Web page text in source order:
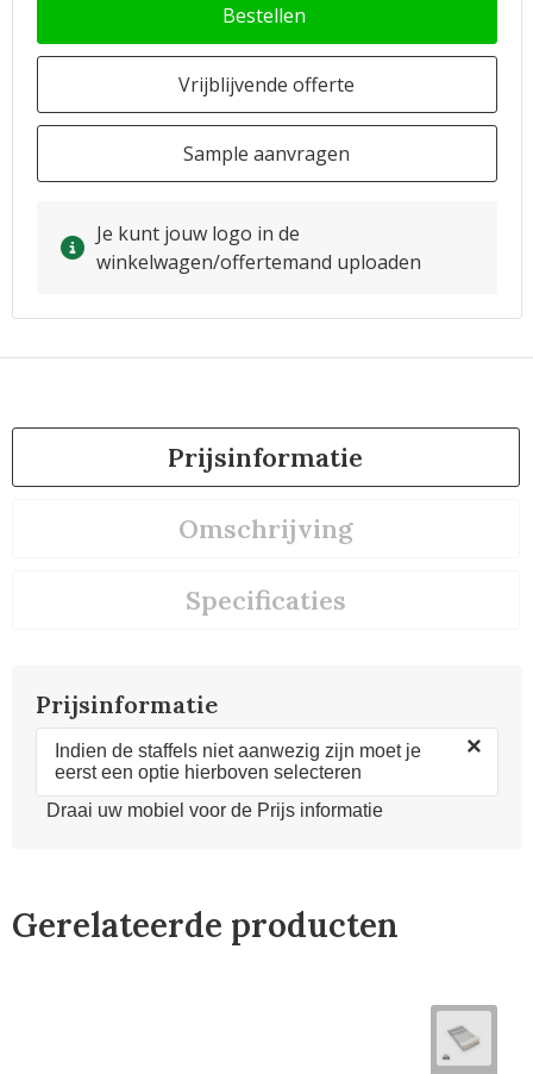
Bestellen
Vrijblijvende offerte
Sample aanvragen
Je kunt jouw logo in de
winkelwagen/offertemand uploaden
Prijsinformatie
Omschrijving
Specificaties
Prijsinformatie
Indien de staffels niet aanwezig zijn moet je
eerst een optie hierboven selecteren
×
Draai uw mobiel voor de Prijs informatie
Gerelateerde producten